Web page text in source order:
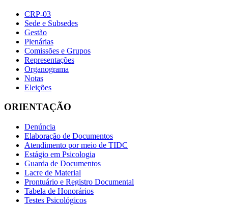
CRP-03
Sede e Subsedes
Gestão
Plenárias
Comissões e Grupos
Representações
Organograma
Notas
Eleições
ORIENTAÇÃO
Denúncia
Elaboração de Documentos
Atendimento por meio de TIDC
Estágio em Psicologia
Guarda de Documentos
Lacre de Material
Prontuário e Registro Documental
Tabela de Honorários
Testes Psicológicos